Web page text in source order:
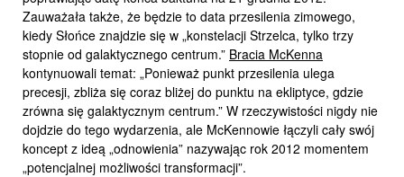
Zauważała także, że będzie to data przesilenia zimowego,
kiedy Słońce znajdzie się w „konstelacji Strzelca, tylko trzy
stopnie od galaktycznego centrum.” Bracia McKenna
kontynuowali temat: „Ponieważ punkt przesilenia ulega
precesji, zbliża się coraz bliżej do punktu na ekliptyce, gdzie
zrówna się galaktycznym centrum.” W rzeczywistości nigdy nie
dojdzie do tego wydarzenia, ale McKennowie łączyli cały swój
koncept z ideą „odnowienia” nazywając rok 2012 momentem
„potencjalnej możliwości transformacji”.